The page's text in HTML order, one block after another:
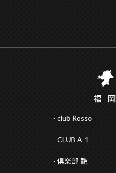
福 岡
club Rosso
CLUB A-1
倶楽部 艶